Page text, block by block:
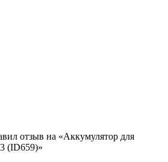
отзыв на «Аккумулятор для
(ID659)»